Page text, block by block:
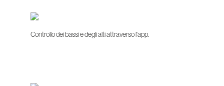
Controllo dei bassi e degli alti attraverso l'app.